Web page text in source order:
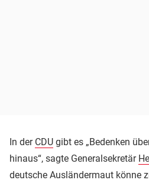
In der CDU gibt es „Bedenken
hinaus“, sagte Generalsekretär
deutsche Ausländermaut könne